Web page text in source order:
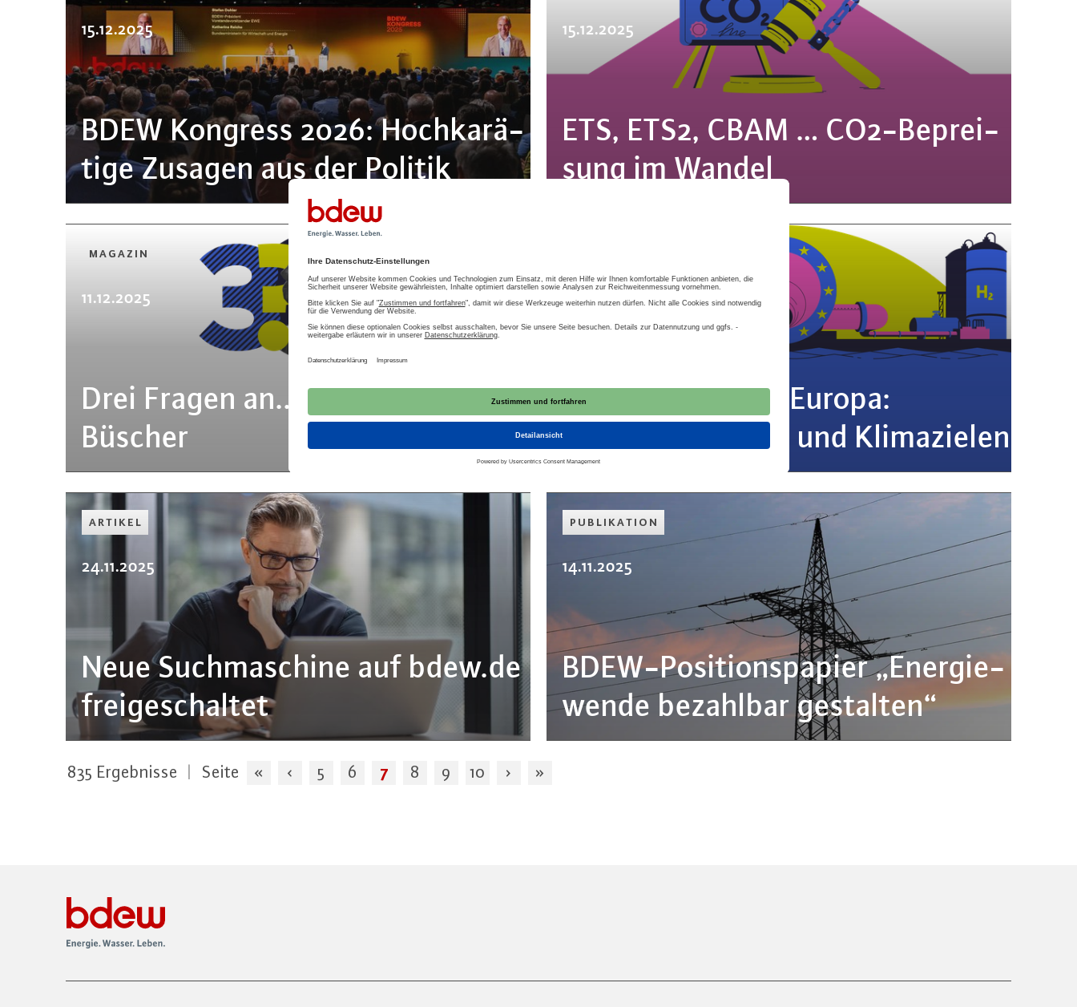
15.12.2025
BDEW Kongress 2026: Hoch­ka­rä­
ti­ge Zusagen aus der Politik
15.12.2025
ETS, ETS2, CBAM … CO2-Be­prei­
sung im Wandel
MAGAZIN
11.12.2025
Drei Fragen an... Wolfgang
Büscher
08.12.2025
En­er­gie­wen­de in Europa:
Zwischen Kosten und Kli­ma­zie­len
ARTIKEL
24.11.2025
Neue Such­ma­schi­ne auf bdew.​de
frei­ge­schal­tet
PU­BLI­KA­TI­ON
14.11.2025
BDEW-Po­si­ti­ons­pa­pier „En­er­gie­
wen­de bezahlbar gestalten“
835 Ergebnisse | Seite « ‹ 5 6 7 8 9 10 › »